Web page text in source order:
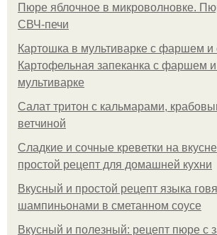
Пюре яблочное в микроволновке.
СВЧ-печи
Картошка в мультиварке с фаршем и
Картофельная запеканка с фаршем
мультиварке
Салат тритон с кальмарами,
ветчиной
Сладкие и сочные креветки на
простой рецепт для домашней кухни
Вкусный и простой рецепт языка
шампиньонами в сметанном соусе
Вкусный и полезный: рецепт пюре с